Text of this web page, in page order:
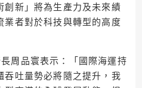
創新」將為生產力及未來績
者對於科技與轉型的高度
周品寰表示：「國際海運持
吐量勢必將隨之提升，我